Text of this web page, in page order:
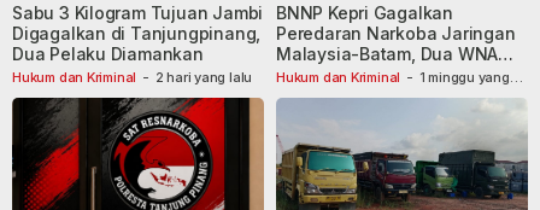
Hukum dan Kriminal - 2 hari yang lalu
Sabu 3 Kilogram Tujuan Jambi
Digagalkan di Tanjungpinang,
Dua Pelaku Diamankan
Hukum dan Kriminal - 1 minggu yang
BNNP Kepri Gagalkan
Peredaran Narkoba Jaringan
Malaysia-Batam, Dua WNA
Masih Diburu